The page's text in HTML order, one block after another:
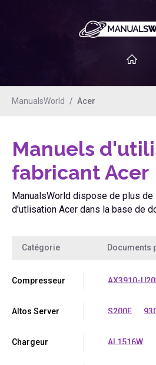
ManualsWorld Acer
Manuels
fabricant Acer
ManualsWorld dispose de plus de
d'utlisation Acer dans la base de
Catégorie Documents
Compresseur AX3910-
Altos Server S200F
Chargeur AL1516W